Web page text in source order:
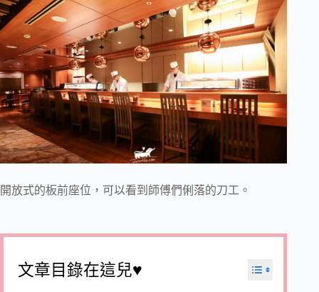
開放式的板前座位，可以看到師傅們俐落的刀工。
文章目錄在這兒♥